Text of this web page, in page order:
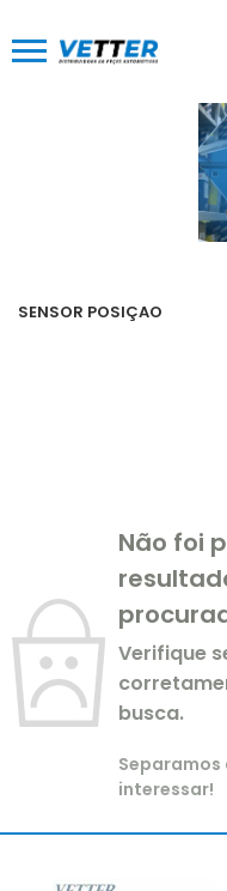
SENSOR POSIÇAO
Não foi
Verifique
busca.
Separamos
interessar!